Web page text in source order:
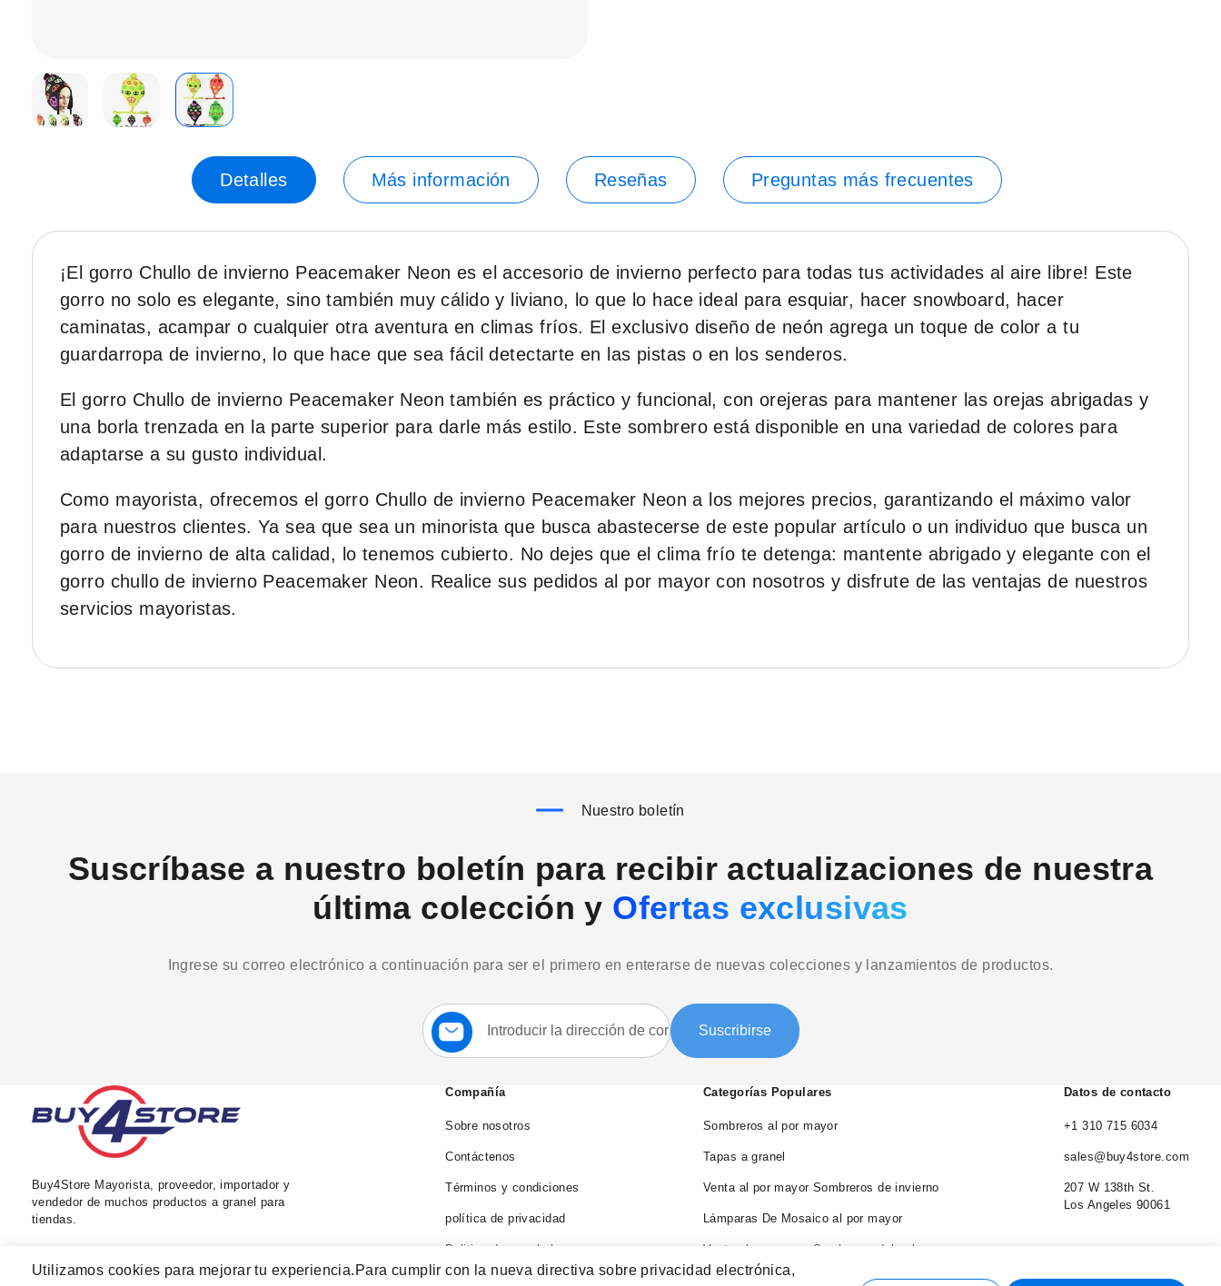
Utilizamos cookies para mejorar tu experiencia. Para cumplir con la nueva directiva sobre privacidad electrónica,
galería
de
imágenes.
Detalles Más información Reseñas Preguntas más frecuentes
¡El gorro Chullo de invierno Peacemaker Neon es el accesorio de invierno perfecto para todas tus actividades al aire libre! Este
gorro no solo es elegante, sino también muy cálido y liviano, lo que lo hace ideal para esquiar, hacer snowboard, hacer
caminatas, acampar o cualquier otra aventura en climas fríos. El exclusivo diseño de neón agrega un toque de color a tu
guardarropa de invierno, lo que hace que sea fácil detectarte en las pistas o en los senderos.
El gorro Chullo de invierno Peacemaker Neon también es práctico y funcional, con orejeras para mantener las orejas abrigadas y
una borla trenzada en la parte superior para darle más estilo. Este sombrero está disponible en una variedad de colores para
adaptarse a su gusto individual.
Como mayorista, ofrecemos el gorro Chullo de invierno Peacemaker Neon a los mejores precios, garantizando el máximo valor
para nuestros clientes. Ya sea que sea un minorista que busca abastecerse de este popular artículo o un individuo que busca un
gorro de invierno de alta calidad, lo tenemos cubierto. No dejes que el clima frío te detenga: mantente abrigado y elegante con el
gorro chullo de invierno Peacemaker Neon. Realice sus pedidos al por mayor con nosotros y disfrute de las ventajas de nuestros
servicios mayoristas.
Nuestro boletín
Suscríbase a nuestro boletín para recibir actualizaciones de nuestra
última colección y Ofertas exclusivas
Ingrese su correo electrónico a continuación para ser el primero en enterarse de nuevas colecciones y lanzamientos de productos.
Suscríbase
a
nuestro
Suscribirse
Buy4Store Mayorista, proveedor, importador y
vendedor de muchos productos a granel para
tiendas.
Compañía
Sobre nosotros
Contáctenos
Términos y condiciones
política de privacidad
Politica de reembolso
Categorías Populares
Sombreros al por mayor
Tapas a granel
Venta al por mayor Sombreros de invierno
Lámparas De Mosaico al por mayor
Venta al por mayor Sombreros del cubo
Venta al por mayor Sombreros de vaquero
Datos de contacto
+1 310 715 6034
sales@buy4store.com
207 W 138th St.
Los Angeles 90061